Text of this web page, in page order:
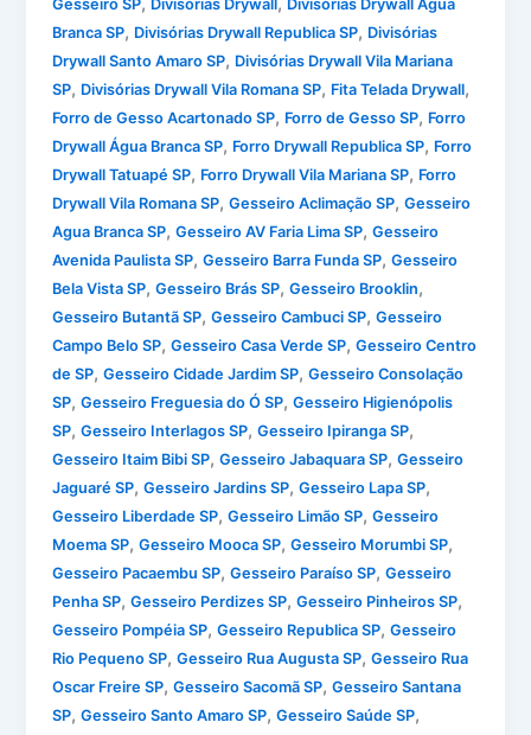
Gesseiro SP Divisórias Drywall
Divisórias Drywall Água
Branca SP, Divisórias Drywall Republica SP, Divisórias
Drywall Santo Amaro SP, Divisórias Drywall Vila Mariana
SP, Divisórias Drywall Vila Romana SP, Fita Telada Drywall,
Forro de Gesso Acartonado SP, Forro de Gesso SP, Forro
Drywall Água Branca SP, Forro Drywall Republica SP, Forro
Drywall Tatuapé SP, Forro Drywall Vila Mariana SP, Forro
Drywall Vila Romana SP,Gesseiro Aclimação SP,Gesseiro
Agua Branca SP,Gesseiro AV Faria Lima SP,Gesseiro
Avenida Paulista SP,Gesseiro Barra Funda SP,Gesseiro
Bela Vista SP,Gesseiro Brás SP,Gesseiro Brooklin,
Gesseiro Butantã SP,Gesseiro Cambuci SP,Gesseiro
Campo Belo SP,Gesseiro Casa Verde SP,Gesseiro Centro
de SP,Gesseiro Cidade Jardim SP,Gesseiro Consolação
SP,Gesseiro Freguesia do Ó SP,Gesseiro Higienópolis
SP,Gesseiro Interlagos SP,Gesseiro Ipiranga SP,
Gesseiro Itaim Bibi SP,Gesseiro Jabaquara SP,Gesseiro
Jaguaré SP,Gesseiro Jardins SP,Gesseiro Lapa SP,
Gesseiro Liberdade SP,Gesseiro Limão SP,Gesseiro
Moema SP,Gesseiro Mooca SP,Gesseiro Morumbi SP,
Gesseiro Pacaembu SP,Gesseiro Paraíso SP,Gesseiro
Penha SP,Gesseiro Perdizes SP,Gesseiro Pinheiros SP,
Gesseiro Pompéia SP,Gesseiro Republica SP,Gesseiro
Rio Pequeno SP,Gesseiro Rua Augusta SP,Gesseiro Rua
Oscar Freire SP,Gesseiro Sacomã SP,Gesseiro Santana
SP,Gesseiro Santo Amaro SP,Gesseiro Saúde SP,